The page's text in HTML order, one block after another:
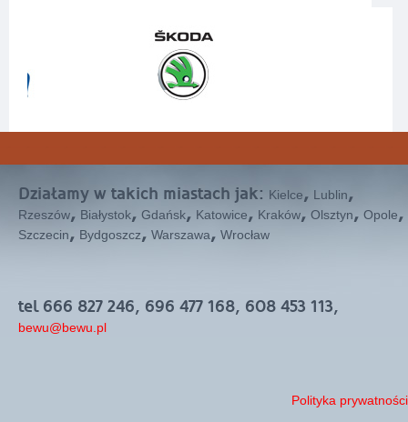
Działamy w takich miastach jak: Kielce, Lublin,
Rzeszów, Białystok, Gdańsk, Katowice, Kraków, Olsztyn, Opole,
Szczecin, Bydgoszcz, Warszawa, Wrocław
tel 666 827 246, 696 477 168, 608 453 113,
bewu@bewu.pl
Polityka prywatności